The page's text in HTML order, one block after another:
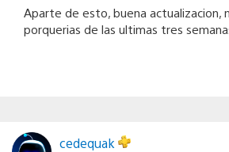
Aparte de esto, buena actualizacion,
porquerias de las ultimas tres
cedequak